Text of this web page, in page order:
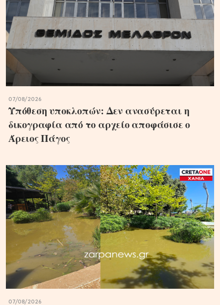
07/08/2026
Υπόθεση υποκλοπών: Δεν ανασύρεται η
δικογραφία από το αρχείο αποφάσισε ο
Άρειος Πάγος
07/08/2026